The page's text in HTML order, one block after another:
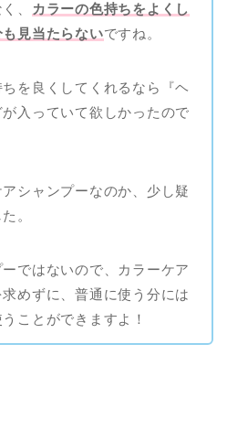
、
カラーの色持ちをよくし
見当たらないですね。
を良くしてくれるなら『ヘ
入っていて欲しかったので
シャンプーなのか、少し疑
。
ではないので、カラーケア
めずに、普通に使う分には
ことができますよ！